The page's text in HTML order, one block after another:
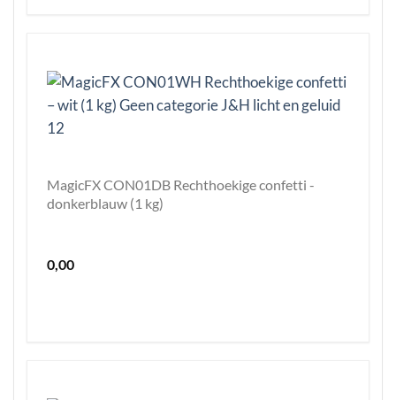
MagicFX CON01DB Rechthoekige confetti -
donkerblauw (1 kg)
0,00